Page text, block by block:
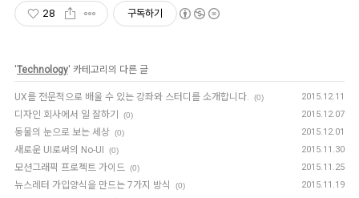
28 구독하기
'Technology' 카테고리의 다른 글
UX를 전문적으로 배울 수 있는 강좌와 스터디를 소개합니다. (0) 2015.12.11
디자인 회사에서 일 잘하기 (0) 2015.12.07
동물의 눈으로 보는 세상 (0) 2015.12.01
새로운 UI로써의 No-UI (0) 2015.11.30
모션그래픽 프로젝트 가이드 (0) 2015.11.25
뉴스레터 가입양식을 만드는 7가지 방식 (0) 2015.11.19